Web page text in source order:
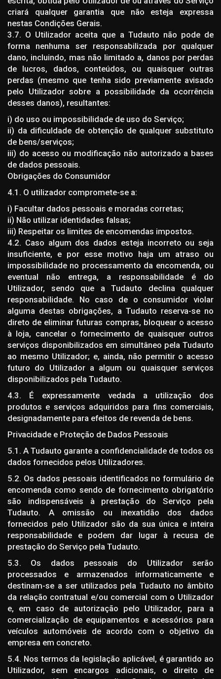
criará qualquer garantia que não esteja expressa
nestas Condições Gerais.
3.7. O Utilizador aceita que a Tudauto não pode de
forma nenhuma ser responsabilizada por qualquer
dano, incluindo, mas não limitado a, danos por perdas
de lucros, dados, conteúdos, ou quaisquer outras
perdas (mesmo que tenha sido previamente avisado
pelo Utilizador sobre a possibilidade da ocorrência
desses danos), resultantes:
i) do uso ou impossibilidade de uso do Serviço;
ii) da dificuldade de obtenção de qualquer substituto
de bens/serviços;
iii) do acesso ou modificação não autorizado a bases
de dados pessoais.
Obrigações do Consumidor
4.1. O utilizador compromete-se a:
i) Facultar dados pessoais e moradas corretas;
ii) Não utilizar identidades falsas;
iii) Respeitar os limites de encomendas impostos.
4.2. Caso algum dos dados esteja incorreto ou seja
insuficiente, e por esse motivo haja um atraso ou
impossibilidade no processamento da encomenda, ou
eventual não entrega, a responsabilidade é do
Utilizador, sendo que a Tudauto declina qualquer
responsabilidade. No caso de o consumidor violar
alguma destas obrigações, a Tudauto reserva-se no
direto de eliminar futuras compras, bloquear o acesso
à loja, cancelar o fornecimento de quaisquer outros
serviços disponibilizados em simultâneo pela Tudauto
ao mesmo Utilizador; e, ainda, não permitir o acesso
futuro do Utilizador a algum ou quaisquer serviços
disponibilizados pela Tudauto.
4.3. É expressamente vedada a utilização dos
produtos e serviços adquiridos para fins comerciais,
designadamente para efeitos de revenda de bens.
Privacidade e Proteção de Dados Pessoais
5.1. A Tudauto garante a confidencialidade de todos os
dados fornecidos pelos Utilizadores.
5.2. Os dados pessoais identificados no formulário de
encomenda como sendo de fornecimento obrigatório
são indispensáveis à prestação do Serviço pela
Tudauto. A omissão ou inexatidão dos dados
fornecidos pelo Utilizador são da sua única e inteira
responsabilidade e podem dar lugar à recusa de
prestação do Serviço pela Tudauto.
5.3. Os dados pessoais do Utilizador serão
processados e armazenados informaticamente e
destinam-se a ser utilizados pela Tudauto no âmbito
da relação contratual e/ou comercial com o Utilizador
e, em caso de autorização pelo Utilizador, para a
comercialização de equipamentos e acessórios para
veículos automóveis de acordo com o objetivo da
empresa em concreto.
5.4. Nos termos da legislação aplicável, é garantido ao
Utilizador, sem encargos adicionais, o direito de